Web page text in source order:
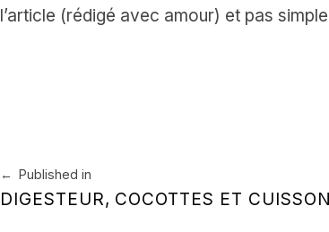
l’article (rédigé avec amour) et pas
Navigation de l’article
Published in
DIGESTEUR, COCOTTES ET